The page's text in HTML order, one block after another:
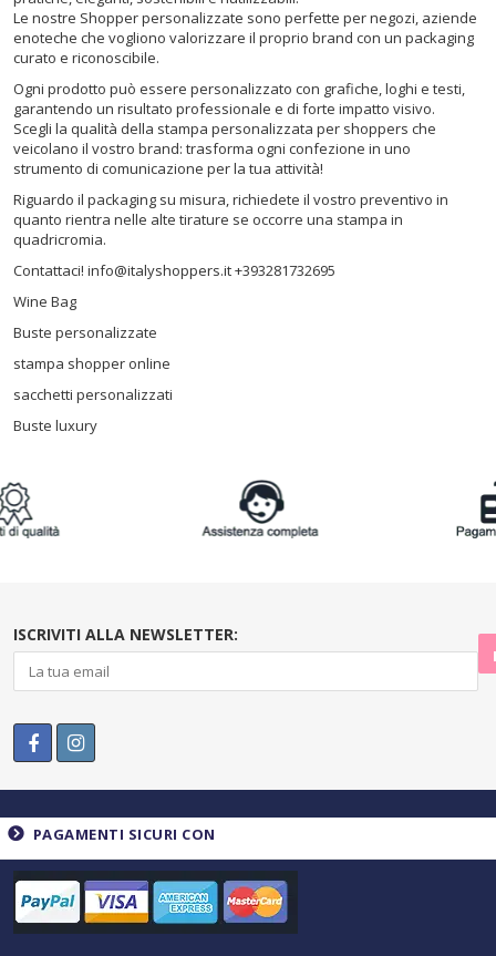
Le nostre Shopper personalizzate sono perfette per negozi, aziende
enoteche che vogliono valorizzare il proprio brand con un packaging
curato e riconoscibile.
Ogni prodotto può essere personalizzato con grafiche, loghi e testi,
garantendo un risultato professionale e di forte impatto visivo.
Scegli la qualità della stampa personalizzata per shoppers che
veicolano il vostro brand: trasforma ogni confezione in uno
strumento di comunicazione per la tua attività!
Riguardo il packaging su misura, richiedete il vostro preventivo in
quanto rientra nelle alte tirature se occorre una stampa in
quadricromia.
Contattaci! info@italyshoppers.it +393281732695
Wine Bag
Buste personalizzate
stampa shopper online
sacchetti personalizzati
Buste luxury
ISCRIVITI ALLA NEWSLETTER:
PAGAMENTI SICURI CON